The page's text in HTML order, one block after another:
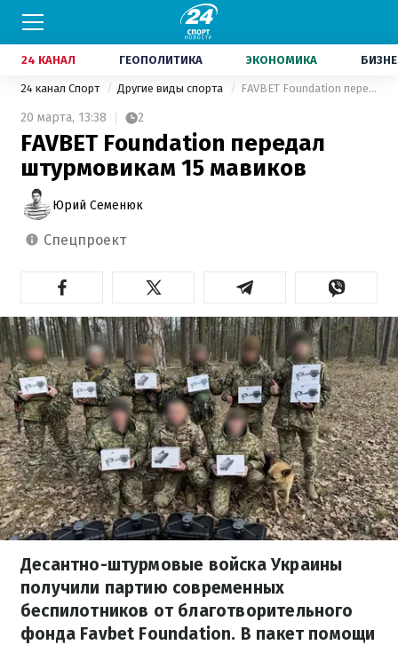
24 КАНАЛ ГЕОПОЛИТИКА ЭКОНОМИКА
24 канал Спорт Другие виды спорта FAVBET Foundation передал штурмовикам 15 мавиков
20 марта, 13:38 2
FAVBET Foundation передал
штурмовикам 15 мавиков
Юрий Семенюк
спецпроект
Десантно-штурмовые войска Украины
получили партию современных
беспилотников от благотворительного
фонда Favbet Foundation. В пакет помощи